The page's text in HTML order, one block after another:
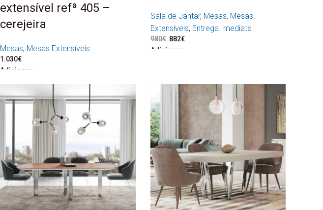
extensível refª 405 –
cerejeira
Mesas, Mesas Extensíveis
1.030€
Adicionar
Sala de Jantar, Mesas, Mesas
Extensíveis, Entrega Imediata
980€ O preço original era: 980€.
882€O preço atual é: 882€.
Adicionar